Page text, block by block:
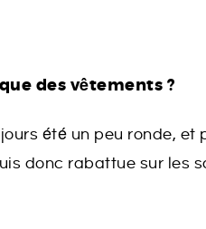
des vêtements ?
été un peu ronde,
donc rabattue sur les